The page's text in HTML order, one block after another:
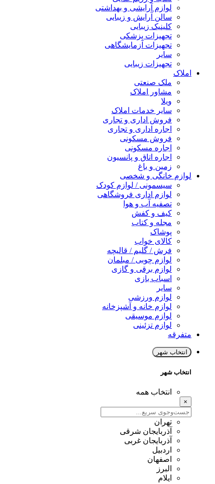
لوازم آرایشی و بهداشتی
سالن آرایش و زیبایی
کلینیک زیبایی
تجهیزات پزشکی
تجهیزات آزمایشگاهی
سایر
تجهیزات زیبایی
املاک
ملک صنعتی
مشاور املاک
ویلا
سایر خدمات املاک
فروش اداری و تجاری
اجاره اداری و تجاری
فروش مسکونی
اجاره مسکونی
اجاره اتاق و پانسیون
زمین و باغ
لوازم خانگی و شخصی
سیسمونی / لوازم کودک
لوازم اداری فروشگاهی
تصفیه آب و هوا
کیف و کفش
مجله و کتاب
پوشاک
کالای خواب
فرش / گلیم / قالیچه
لوازم چوبی / مبلمان
لوازم برقی و گازی
اسباب بازی
سایر
لوازم ورزشی
لوازم خانه و آشپزخانه
لوازم موسیقی
لوازم تزئینی
متفرقه
انتخاب شهر
انتخاب شهر
انتخاب همه
×
تهران
آذربایجان شرقی
آذربایجان غربی
اردبیل
اصفهان
البرز
ایلام